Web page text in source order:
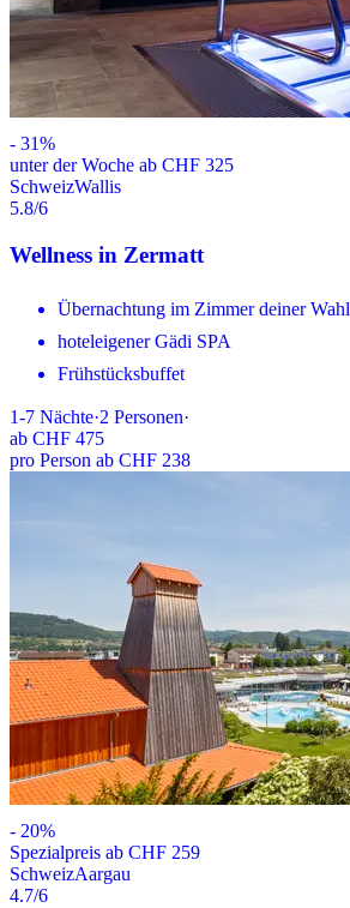
- 31%
unter der Woche ab CHF 325
SchweizWallis
5.8/6
Wellness in Zermatt
Übernachtung im Zimmer deiner Wahl
hoteleigener Gädi SPA
Frühstücksbuffet
1-7 Nächte·2 Personen·
ab CHF 475
pro Person ab CHF 238
- 20%
Spezialpreis ab CHF 259
SchweizAargau
4.7/6